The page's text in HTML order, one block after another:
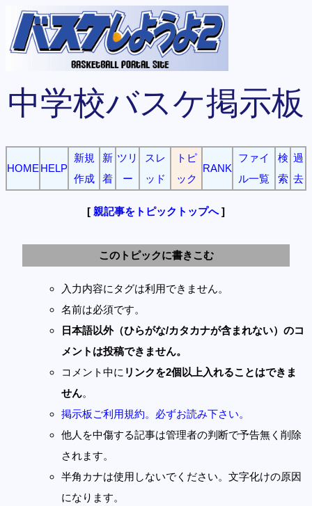
中学校バスケ掲示板
HOME HELP
新規
作成
新
着
ツリ
ー
スレ
ッド
トピ
ック
RANK
ファイ
ル一覧
検
索
過
去
[ 親記事をトピックトップへ]
このトピックに書きこむ
入力内容にタグは利用できません。
名前は必須です。
日本語以外（ひらがな/カタカナが含まれない）のコ
メントは投稿できません。
コメント中に リンクを2個以上入れることはできま
せん。
掲示板ご利用規約。必ずお読み下さい。
他人を中傷する記事は管理者の判断で予告無く削除
されます。
半角カナは使用しないでください。文字化けの原因
になります。